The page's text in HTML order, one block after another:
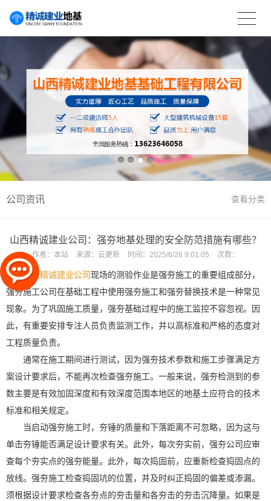
公司资讯 查看分类
山西精诚建业公司：强夯地基处理的安全防范措施有哪些？
作者： 本站 来源： 云更新 时间： 2025/6/26 9:01:05 次数：
山西精诚建业公司现场的测验作业是强夯施工的重要组成部分，
强夯施工公司在基础工程中使用强夯施工和强夯替换技术是一种常见
现象。为了巩固施工质量，强夯基础过程中的施工监控不容忽视。因
此，有重要安排专注人员负责监测工作，并以高标准和严格的态度对
工程质量负责。
通常在施工期间进行测试，因为强夯技术参数和施工步骤满足方
案设计要求后，不能再次检查强夯施工。一般来说，强夯检测到的参
数主要是有效加固深度和有效深度范围本地区的地基土应符合的技术
标准和相关规定。
当启动强夯施工时，夯锤的质量和下落距离不可忽略，因为这与
单击夯锤能否满足设计要求有关。此外，每次夯实前，强夯公司应审
查每个夯实点的强夯能量。此外，每次捣固前，应重新检查捣固点的
放线。强夯施工检查捣固坑的位置，并及时纠正捣固的偏差或渗漏。
须根据设计要求检查各夯点的夯击量和各夯击的夯击沉降量。如果是